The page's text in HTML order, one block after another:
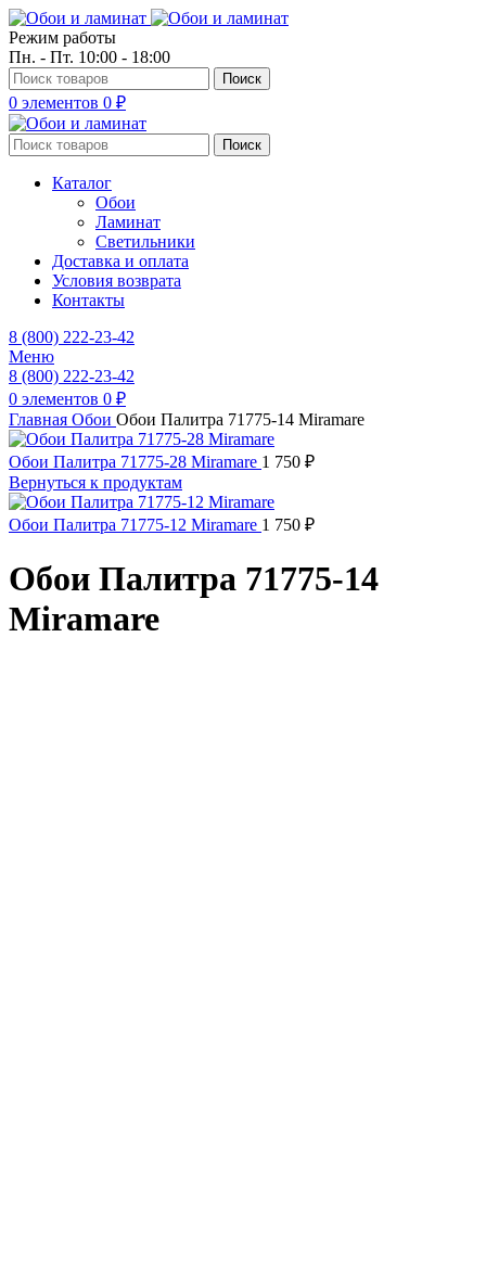
Режим работы
Пн. - Пт. 10:00 - 18:00
Поиск
0 элементов 0 ₽
Поиск
Каталог
Обои
Ламинат
Светильники
Доставка и оплата
Условия возврата
Контакты
8 (800) 222-23-42
Меню
8 (800) 222-23-42
0 элементов 0 ₽
Главная Обои Обои Палитра 71775-14 Miramare
Обои Палитра 71775-28 Miramare 1 750 ₽
Вернуться к продуктам
Обои Палитра 71775-12 Miramare 1 750 ₽
Обои Палитра 71775-14
Miramare